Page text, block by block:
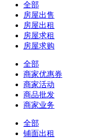
全部
房屋出售
房屋出租
房屋求租
房屋求购
全部
商家优惠券
商家活动
商品批发
商家业务
全部
铺面出租